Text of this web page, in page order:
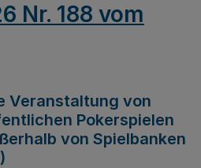
Nr. 188 vom
Veranstaltung von
Pokerspielen
von Spielbanken